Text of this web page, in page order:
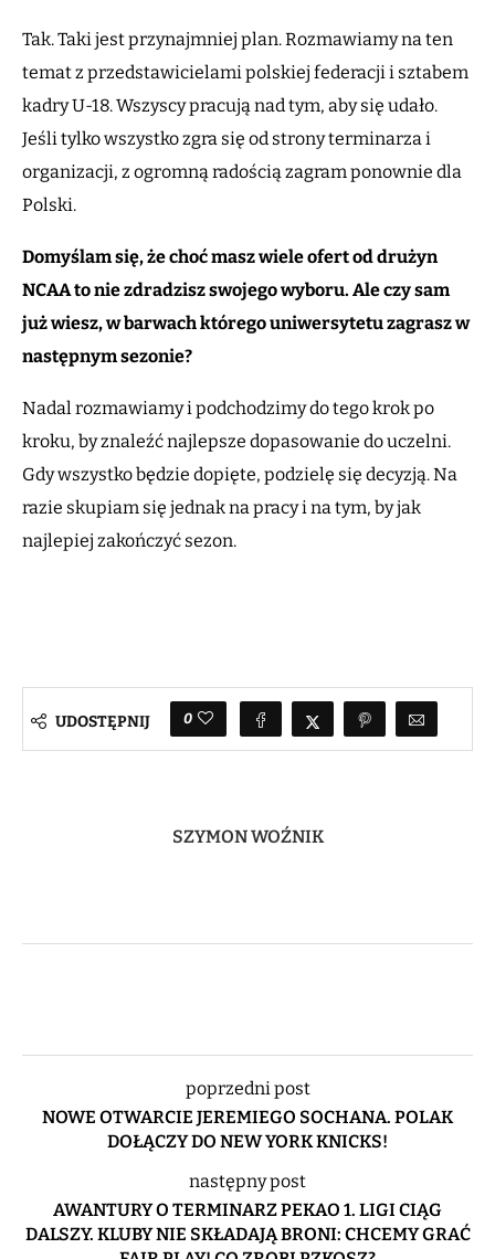
Tak. Taki jest przynajmniej plan. Rozmawiamy na ten
temat z przedstawicielami polskiej federacji i sztabem
kadry U-18. Wszyscy pracują nad tym, aby się udało.
Jeśli tylko wszystko zgra się od strony terminarza i
organizacji, z ogromną radością zagram ponownie dla
Polski.
Domyślam się, że choć masz wiele ofert od drużyn
NCAA to nie zdradzisz swojego wyboru. Ale czy sam
już wiesz, w barwach którego uniwersytetu zagrasz w
następnym sezonie?
Nadal rozmawiamy i podchodzimy do tego krok po
kroku, by znaleźć najlepsze dopasowanie do uczelni.
Gdy wszystko będzie dopięte, podzielę się decyzją. Na
razie skupiam się jednak na pracy i na tym, by jak
najlepiej zakończyć sezon.
UDOSTĘPNIJ 0
SZYMON WOŹNIK
poprzedni post
NOWE OTWARCIE JEREMIEGO SOCHANA. POLAK
DOŁĄCZY DO NEW YORK KNICKS!
następny post
AWANTURY O TERMINARZ PEKAO 1. LIGI CIĄG
DALSZY. KLUBY NIE SKŁADAJĄ BRONI: CHCEMY GRAĆ